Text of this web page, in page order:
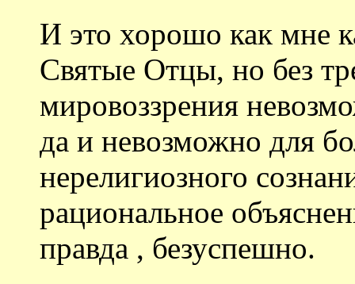
И это хорошо как мне
Святые Отцы, но без
мировоззрения
да и невозможно для
нерелигиозного
рациональное
правда , безуспешно.